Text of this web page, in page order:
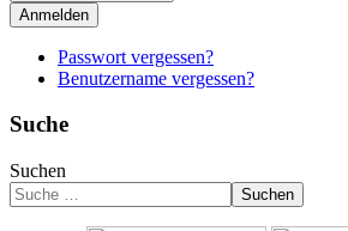
Anmelden
Passwort vergessen?
Benutzername vergessen?
Suche
Suchen
Suchen